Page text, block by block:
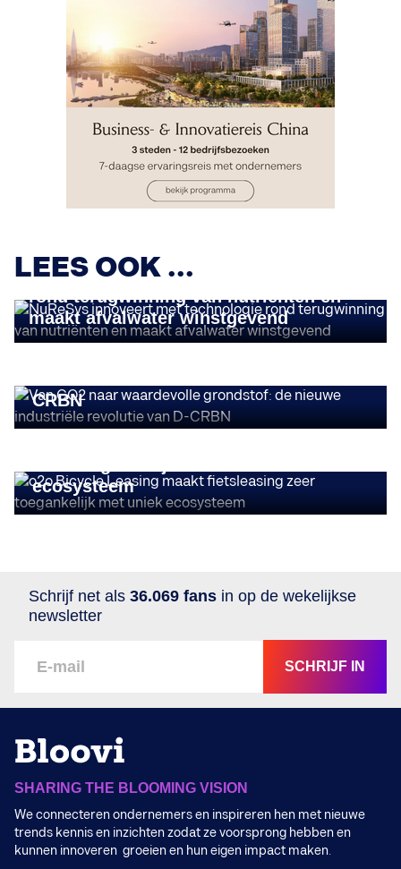
LEES OOK ...
NuReSys innoveert met technologie
rond terugwinning van nutriënten en
maakt afvalwater winstgevend
DELOITTE FAST 50
CRBN
DELOITTE FAST 50
ecosysteem
Schrijf net als 36.069 fans in op de wekelijkse
newsletter
SCHRIJF IN
SHARING THE BLOOMING VISION
We connecteren ondernemers en inspireren hen met nieuwe
trends kennis en inzichten zodat ze voorsprong hebben en
kunnen innoveren groeien en hun eigen impact maken.